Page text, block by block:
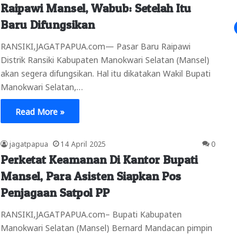
Raipawi Mansel, Wabub: Setelah Itu
Baru Difungsikan
RANSIKI,JAGATPAPUA.com— Pasar Baru Raipawi
Distrik Ransiki Kabupaten Manokwari Selatan (Mansel)
akan segera difungsikan. Hal itu dikatakan Wakil Bupati
Manokwari Selatan,…
Read More »
jagatpapua 14 April 2025 0
Perketat Keamanan Di Kantor Bupati
Mansel, Para Asisten Siapkan Pos
Penjagaan Satpol PP
RANSIKI,JAGATPAPUA.com– Bupati Kabupaten
Manokwari Selatan (Mansel) Bernard Mandacan pimpin